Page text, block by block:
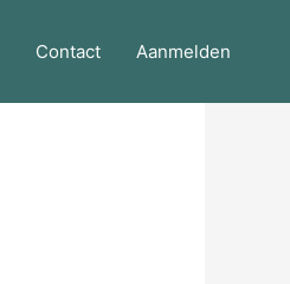
Contact Aanmelden